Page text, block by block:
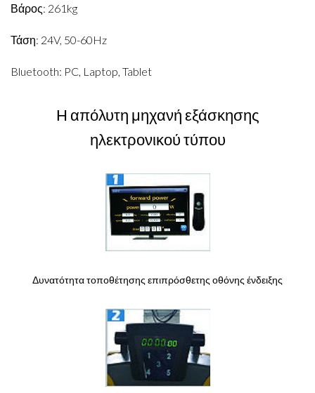
Βάρος: 261kg
Τάση: 24V, 50-60Hz
Bluetooth: PC, Laptop, Tablet
Η απόλυτη μηχανή εξάσκησης
ηλεκτρονικού τύπου
Δυνατότητα τοποθέτησης επιπρόσθετης οθόνης ένδειξης